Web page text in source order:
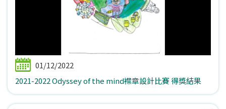
01/12/2022
2021-2022 Odyssey of the mind襟章設計比賽 得獎結果